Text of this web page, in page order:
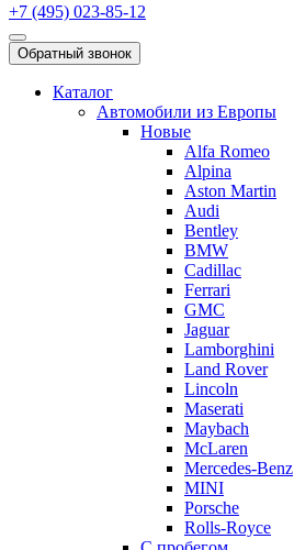
+7 (495) 023-85-12
Обратный звонок
Каталог
Автомобили из Европы
Новые
Alfa Romeo
Alpina
Aston Martin
Audi
Bentley
BMW
Cadillac
Ferrari
GMC
Jaguar
Lamborghini
Land Rover
Lincoln
Maserati
Maybach
McLaren
Mercedes-Benz
MINI
Porsche
Rolls-Royce